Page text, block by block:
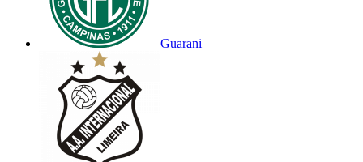
Guarani